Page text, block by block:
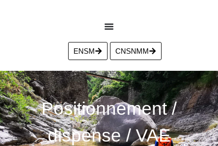
ENSM CNSNMM
Positionnement /
dispense / VAE